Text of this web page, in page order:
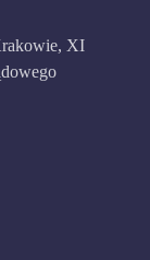
XI